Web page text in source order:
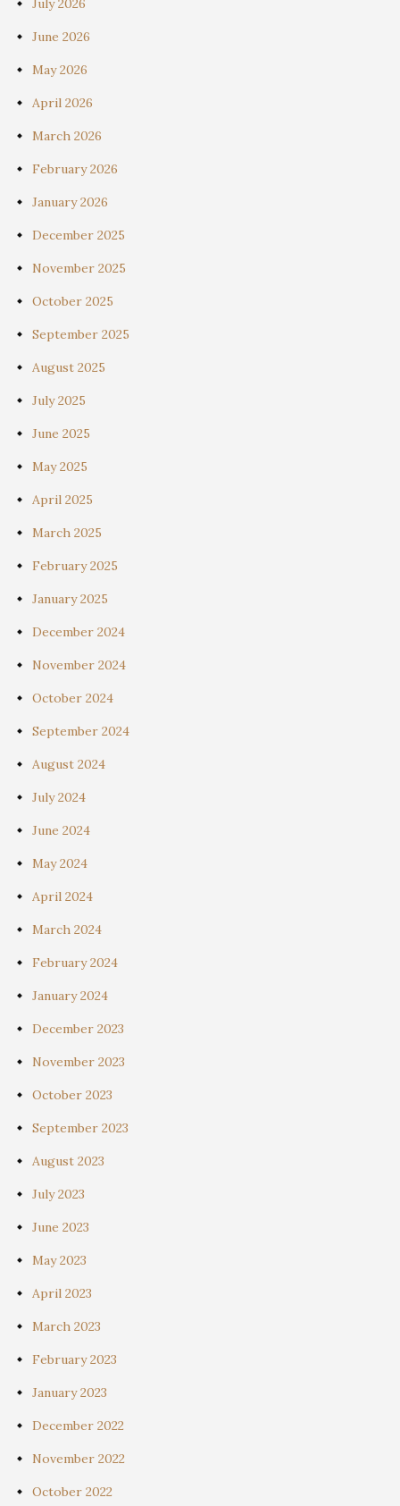
June 2026
May 2026
April 2026
March 2026
February 2026
January 2026
December 2025
November 2025
October 2025
September 2025
August 2025
July 2025
June 2025
May 2025
April 2025
March 2025
February 2025
January 2025
December 2024
November 2024
October 2024
September 2024
August 2024
July 2024
June 2024
May 2024
April 2024
March 2024
February 2024
January 2024
December 2023
November 2023
October 2023
September 2023
August 2023
July 2023
June 2023
May 2023
April 2023
March 2023
February 2023
January 2023
December 2022
November 2022
October 2022